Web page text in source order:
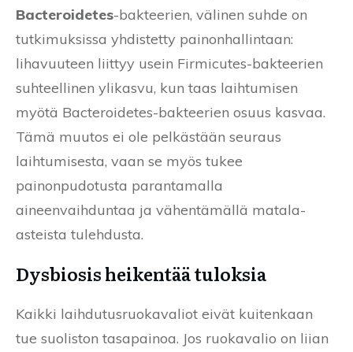
Bacteroidetes-bakteerien, välinen suhde on
tutkimuksissa yhdistetty painonhallintaan:
lihavuuteen liittyy usein Firmicutes-bakteerien
suhteellinen ylikasvu, kun taas laihtumisen
myötä Bacteroidetes-bakteerien osuus kasvaa.
Tämä muutos ei ole pelkästään seuraus
laihtumisesta, vaan se myös tukee
painonpudotusta parantamalla
aineenvaihduntaa ja vähentämällä matala-
asteista tulehdusta.
Dysbiosis heikentää tuloksia
Kaikki laihdutusruokavaliot eivät kuitenkaan
tue suoliston tasapainoa. Jos ruokavalio on liian